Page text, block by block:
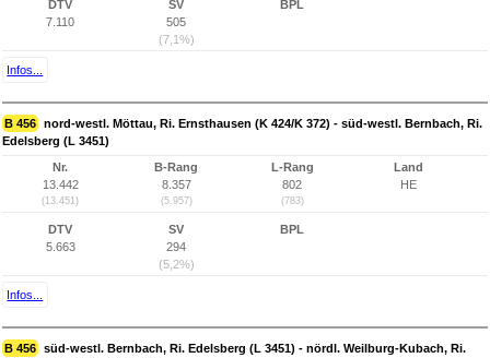
DTV
7.110
SV
505
(7,1%)
BPL
Infos...
B 456 nord-westl. Möttau, Ri. Ernsthausen (K 424/K 372) - süd-westl. Bernbach, Ri.
Edelsberg (L 3451)
Nr.
13.442
(13.451)
B-Rang
8.357
(5.957)
L-Rang
802
(783)
Land
HE
DTV
5.663
SV
294
(5,2%)
BPL
Infos...
B 456 süd-westl. Bernbach, Ri. Edelsberg (L 3451) - nördl. Weilburg-Kubach, Ri.